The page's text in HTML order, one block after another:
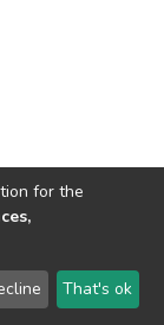
University
Feedback
for the
That's ok